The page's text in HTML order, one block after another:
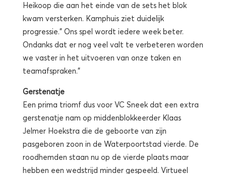
Heikoop die aan het einde van de sets het blok
kwam versterken. Kamphuis ziet duidelijk
progressie.” Ons spel wordt iedere week beter.
Ondanks dat er nog veel valt te verbeteren worden
we vaster in het uitvoeren van onze taken en
teamafspraken.”
Gerstenatje
Een prima triomf dus voor VC Sneek dat een extra
gerstenatje nam op middenblokkeerder Klaas
Jelmer Hoekstra die de geboorte van zijn
pasgeboren zoon in de Waterpoortstad vierde. De
roodhemden staan nu op de vierde plaats maar
hebben een wedstrijd minder gespeeld. Virtueel